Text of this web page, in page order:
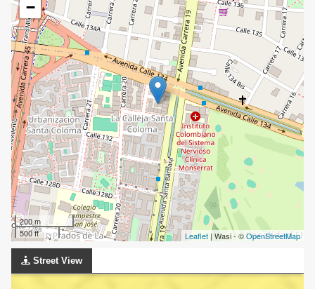
−
200 m
500 ft
Leaflet | Wasi - ©OpenStreetMap
Street View